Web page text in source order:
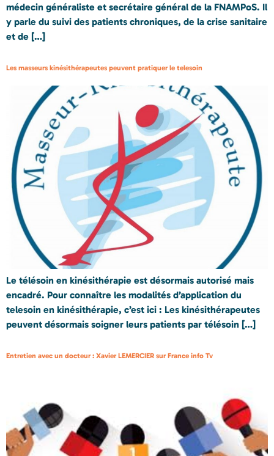
médecin généraliste et secrétaire général de la FNAMPoS. Il
y parle du suivi des patients chroniques, de la crise sanitaire
et de […]
Les masseurs kinésithérapeutes peuvent pratiquer le telesoin
Le télésoin en kinésithérapie est désormais autorisé mais
encadré. Pour connaître les modalités d’application du
telesoin en kinésithérapie, c’est ici : Les kinésithérapeutes
peuvent désormais soigner leurs patients par télésoin […]
Entretien avec un docteur : Xavier LEMERCIER sur France info Tv